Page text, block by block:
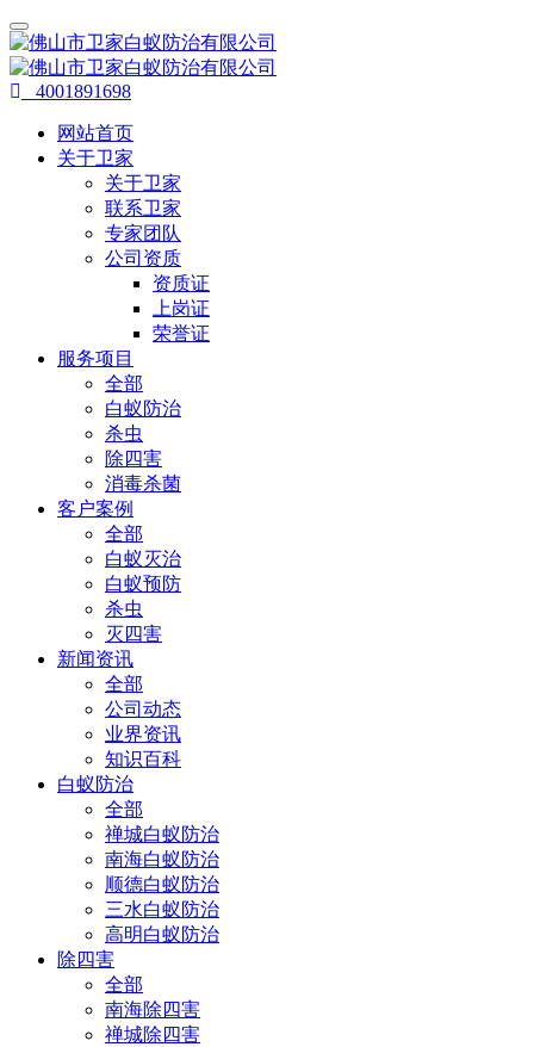
4001891698
网站首页
关于卫家
关于卫家
联系卫家
专家团队
公司资质
资质证
上岗证
荣誉证
服务项目
全部
白蚁防治
杀虫
除四害
消毒杀菌
客户案例
全部
白蚁灭治
白蚁预防
杀虫
灭四害
新闻资讯
全部
公司动态
业界资讯
知识百科
白蚁防治
全部
禅城白蚁防治
南海白蚁防治
顺德白蚁防治
三水白蚁防治
高明白蚁防治
除四害
全部
南海除四害
禅城除四害